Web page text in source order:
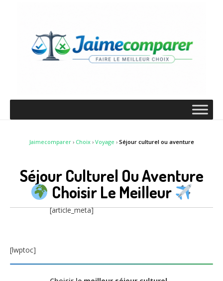
Jaimecomparer› Choix› Voyage › Séjour culturel ou aventure
Séjour Culturel Ou Aventure
Choisir Le Meilleur
[article_meta]
[lwptoc]